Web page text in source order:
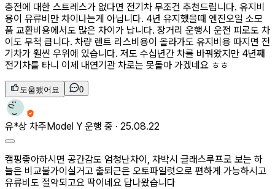
충전에 대한 스트레스가 없다면 전기차 무조건 추천드립니다. 유지비
용이 유류비만 차이나는게 아닙니다. 4년 유지했을때 엔진오일 소모
품 교환비용에서도 많은 차이가 납니다. 장거리 운행시 운전 피로도 차
이도 무척 큽니다. 차량 렌트 리스비용이 올라가도 유지비용 따지면 전
기차가 훨씬 우위에 있습니다. 저도 수십년간 차를 바꿔왔지만 4년째
전기차를 타니 이제 내연기관 차로는 못돌아 가겠네요 ㅎㅎ
도움됐어요 0
유*상 차주Model Y 운행 중 · 25.08.22
캠핑좋아하시면 공간감도 엄청난차이, 차박시 글래스루프로 보는 하
늘은 비교불가이실거고 출퇴근은 오토파일럿으로 편하게 가능하시고
유류비도 절약되고요 딱이네요 답나왔습니다